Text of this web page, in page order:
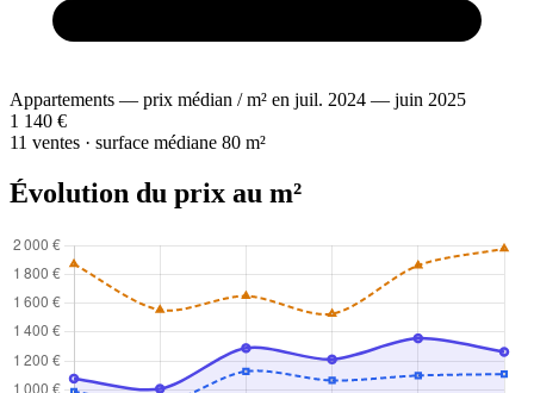
Appartements — prix médian / m² en juil. 2024 — juin 2025
1 140 €
11 ventes · surface médiane 80 m²
Évolution du prix au m²